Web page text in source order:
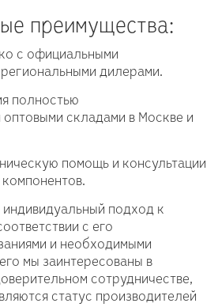
преимущества:
с официальными
дилерами.
полностью
складами в Москве и
помощь и консультации
подход к
с его
и необходимыми
мы заинтересованы в
сотрудничестве,
статус производителей